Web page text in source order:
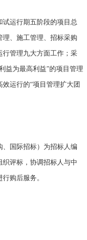
运行期五阶段的项目总
、施工管理、招标采购
行管理九大方面工作；采
益为最高利益”的项目管理
运行的“项目管理扩大团
国际招标）为招标人编
评标，协调招标人与中
购后服务。